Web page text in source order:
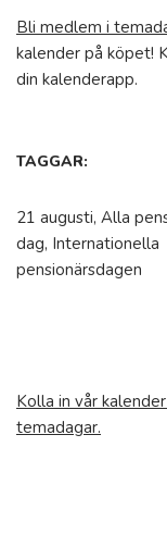
Bli medlem i
kalender på köpet!
din kalenderapp.
TAGGAR:
21 augusti, Alla
dag, Internationella
pensionärsdagen
Kolla in vår
temadagar.